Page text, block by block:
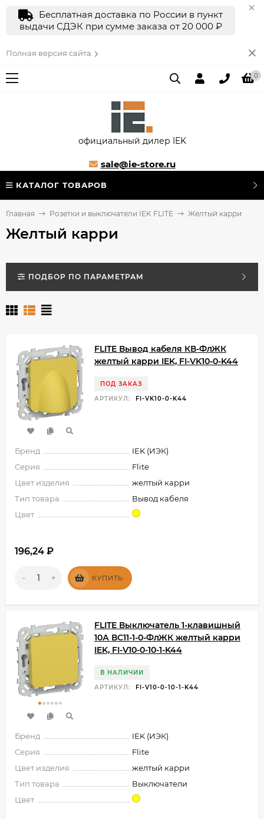
Бесплатная доставка по России в пункт
выдачи СДЭК при сумме заказа от 20 000 ₽
Полная версия сайта
0
официальный дилер IEK
sale@ie-store.ru
КАТАЛОГ ТОВАРОВ
Главная Розетки и выключатели IEK FLITE Желтый карри
Желтый карри
ПОДБОР ПО ПАРАМЕТРАМ
FLITE Вывод кабеля КВ-ФлЖК
желтый карри IEK, FI-VK10-0-K44
ПОД ЗАКАЗ
АРТИКУЛ:
FI-VK10-0-K44
Бренд
IEK (ИЭК)
Серия
Flite
Цвет изделия
желтый карри
Тип товара
Вывод кабеля
Цвет
196,24 ₽
- + КУПИТЬ
FLITE Выключатель 1-клавишный
10А ВС11-1-0-ФлЖК желтый карри
IEK, FI-V10-0-10-1-K44
В НАЛИЧИИ
АРТИКУЛ:
FI-V10-0-10-1-K44
Бренд
IEK (ИЭК)
Серия
Flite
Цвет изделия
желтый карри
Тип товара
Выключатели
Цвет